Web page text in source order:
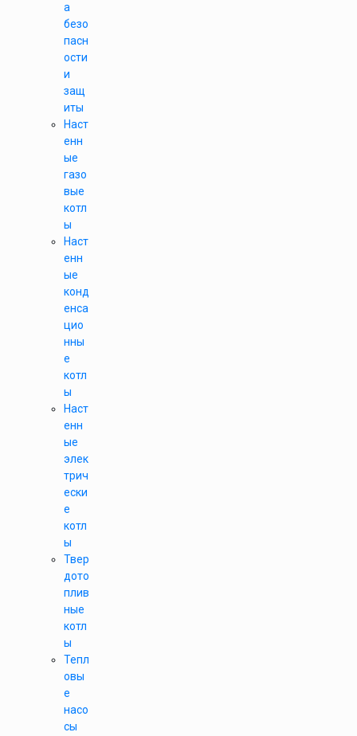
а
безо
пасн
ости
и
защ
иты
Наст
енн
ые
газо
вые
котл
ы
Наст
енн
ые
конд
енса
цио
нны
е
котл
ы
Наст
енн
ые
элек
трич
ески
е
котл
ы
Твер
дото
плив
ные
котл
ы
Тепл
овы
е
насо
сы